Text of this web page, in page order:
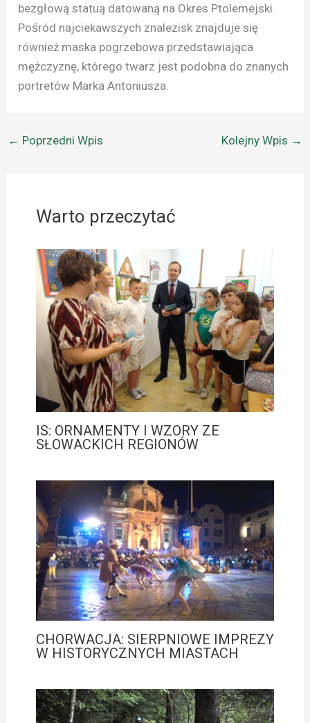
bezgłową statuą datowaną na Okres Ptolemejski.
Pośród najciekawszych znalezisk znajduje się
również maska pogrzebowa przedstawiająca
mężczyznę, którego twarz jest podobna do znanych
portretów Marka Antoniusza.
← Poprzedni Wpis Kolejny Wpis →
Warto przeczytać
IS: ORNAMENTY I WZORY ZE
SŁOWACKICH REGIONÓW
CHORWACJA: SIERPNIOWE IMPREZY
W HISTORYCZNYCH MIASTACH